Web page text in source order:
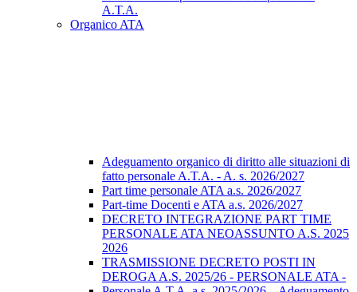
A.T.A.
Organico ATA
Adeguamento organico di diritto alle situazioni di
fatto personale A.T.A. - A. s. 2026/2027
Part time personale ATA a.s. 2026/2027
Part-time Docenti e ATA a.s. 2026/2027
DECRETO INTEGRAZIONE PART TIME
PERSONALE ATA NEOASSUNTO A.S. 2025
2026
TRASMISSIONE DECRETO POSTI IN
DEROGA A.S. 2025/26 - PERSONALE ATA -